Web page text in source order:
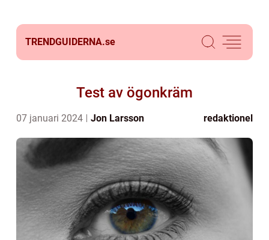
TRENDGUIDERNA.se
Test av ögonkräm
07 januari 2024 Jon Larsson redaktionel